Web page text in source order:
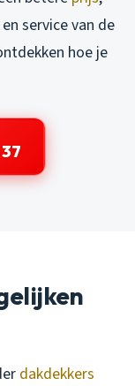
service van de
hoe je
dakdekkers